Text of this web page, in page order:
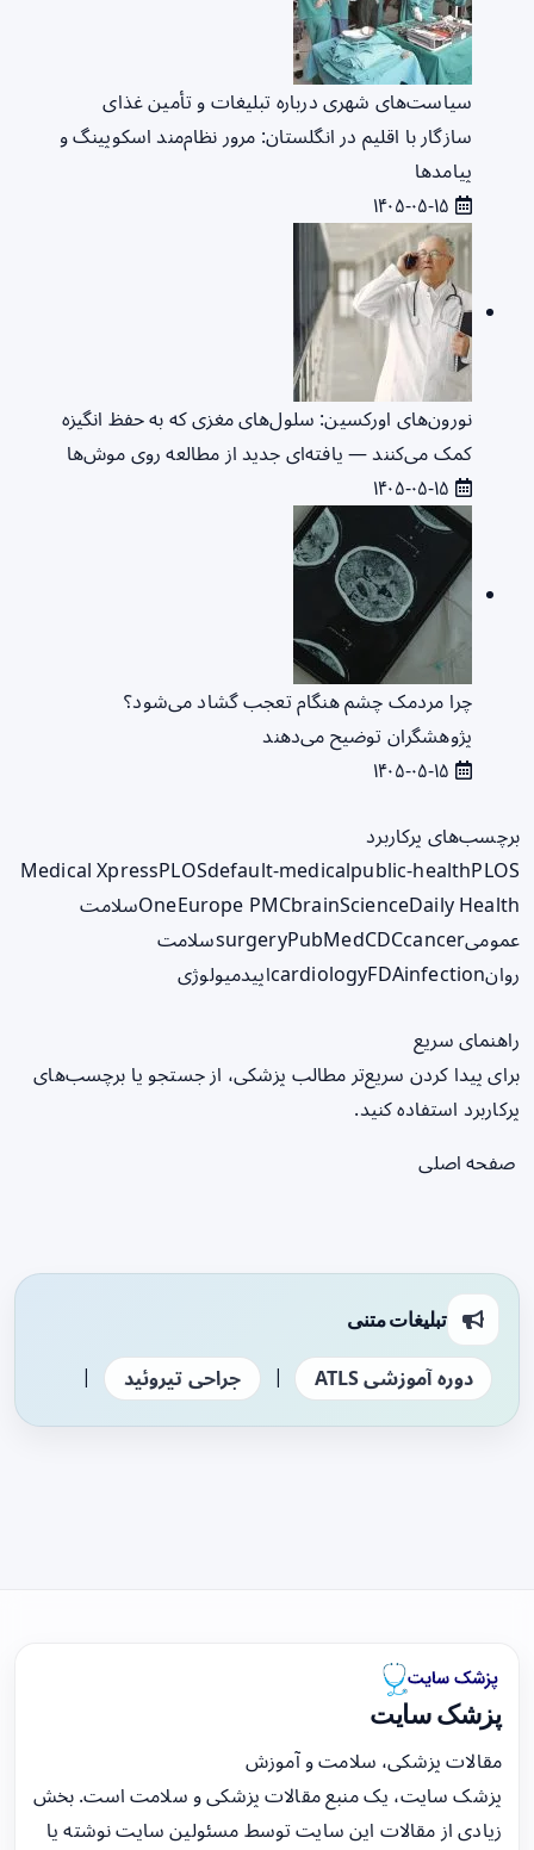
سیاست‌های شهری درباره تبلیغات و تأمین غذای
سازگار با اقلیم در انگلستان: مرور نظام‌مند اسکوپینگ و
پیامدها
نورون‌های اورکسین: سلول‌های مغزی که به حفظ انگیزه
کمک می‌کنند — یافته‌ای جدید از مطالعه روی موش‌ها
چرا مردمک چشم هنگام تعجب گشاد می‌شود؟
پژوهشگران توضیح می‌دهند
برچسب‌های پرکاربرد
Medical XpressPLOSdefault-medicalpublic-healthPLOS
OneEurope PMCbrainScienceDaily Health
سلامت
عمومی
surgeryPubMedCDCcancer
سلامت
روان
cardiologyFDAinfection اپیدمیولوژی
راهنمای سریع
برای پیدا کردن سریع‌تر مطالب پزشکی، از جستجو یا برچسب‌های
پرکاربرد استفاده کنید.
صفحه اصلی
تبلیغات متنی
دوره آموزشی ATLS | جراحی تیروئید |
پزشک سایت
مقالات پزشکی، سلامت و آموزش
پزشک سایت، یک منبع مقالات پزشکی و سلامت است. بخش
زیادی از مقالات این سایت توسط مسئولین سایت نوشته یا